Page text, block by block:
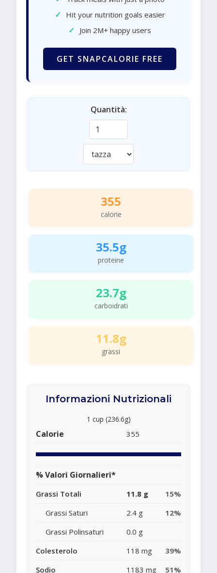
✓ Hit your nutrition goals easier
✓ Join 2M+ happy users
GET SNAPCALORIE FREE
Quantità:
355
calorie
35.5g
proteine
23.7g
carboidrati
11.8g
grassi
Informazioni Nutrizionali
1 cup (236.6g)
Calorie 355
% Valori Giornalieri*
Grassi Totali 11.8 g
15%
Grassi Saturi
2.4 g
12%
Grassi Polinsaturi
0.0 g
Colesterolo
118 mg
39%
Sodio
1183 mg 51%